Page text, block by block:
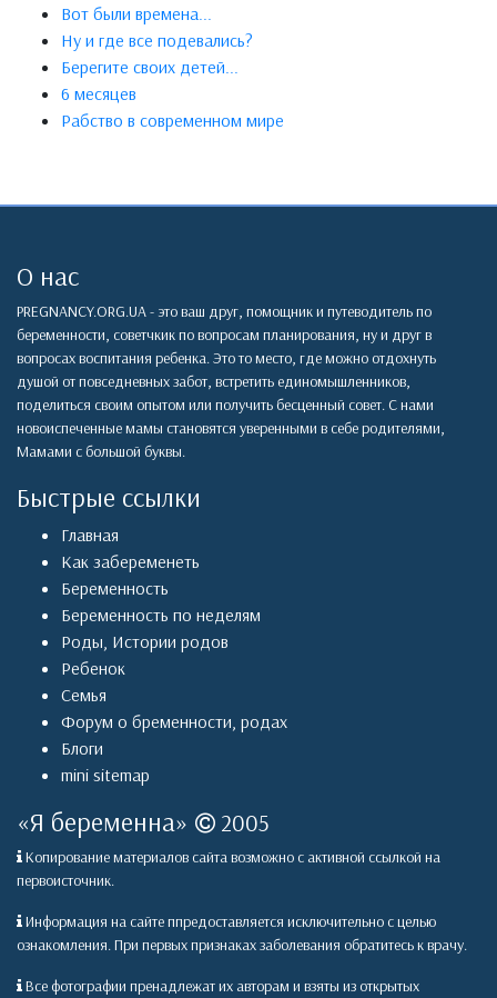
Вот были времена...
Ну и где все подевались?
Берегите своих детей...
6 месяцев
Рабство в современном мире
О нас
PREGNANCY.ORG.UA - это ваш друг, помощник и путеводитель по
беременности, советчкик по вопросам планирования, ну и друг в
вопросах воспитания ребенка. Это то место, где можно отдохнуть
душой от повседневных забот, встретить единомышленников,
поделиться своим опытом или получить бесценный совет. С нами
новоиспеченные мамы становятся уверенными в себе родителями,
Мамами с большой буквы.
Быстрые ссылки
Главная
Как забеременеть
Беременность
Беременность по неделям
Роды, Истории родов
Ребенок
Семья
Форум о бременности, родах
Блоги
mini sitemap
«Я беременна» 2005
Копирование материалов сайта возможно с активной ссылкой на
первоисточник.
Информация на сайте ппредоставляется исключительно с целью
ознакомления. При первых признаках заболевания обратитесь к врачу.
Все фотографии пренадлежат их авторам и взяты из открытых